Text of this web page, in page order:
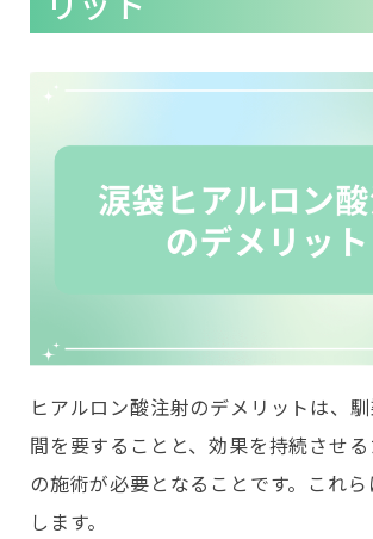
ヒアルロン酸注射のデメリットは、
間を要することと、効果を持続させ
の施術が必要となることです。これ
します。